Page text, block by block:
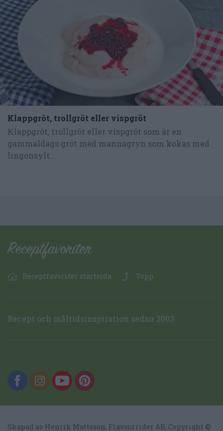
Klappgröt, trollgröt eller vispgröt
Klappgröt, trollgröt eller vispgröt som är en
gammaldags gröt med mannagryn som kokas med
lingonsylt...
Receptfavoriter startsida Topp
Recept och måltidsinspiration sedan 2003.
Skapad av Henrik Mattsson, Flavourrider AB, Copyright ©